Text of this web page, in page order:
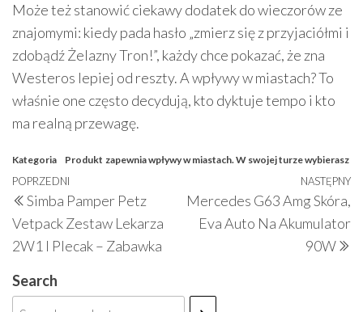
Może też stanowić ciekawy dodatek do wieczorów ze
znajomymi: kiedy pada hasło „zmierz się z przyjaciółmi i
zdobądź Żelazny Tron!”, każdy chce pokazać, że zna
Westeros lepiej od reszty. A wpływy w miastach? To
właśnie one często decydują, kto dyktuje tempo i kto
ma realną przewagę.
Kategoria Produkt zapewnia wpływy w miastach. W swojej turze wybierasz
Nawigacja
wpisu
Poprzedni
wpis
POPRZEDNI
Simba Pamper Petz
Vetpack Zestaw Lekarza
2W1 I Plecak – Zabawka
NASTĘPNY
Mercedes G63 Amg Skóra,
Eva Auto Na Akumulator
90W
Search